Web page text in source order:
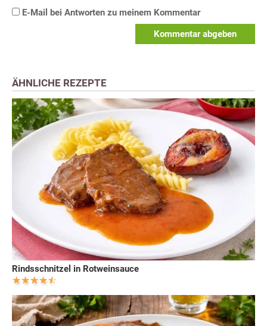
E-Mail bei Antworten zu meinem Kommentar
Kommentar abgeben
ÄHNLICHE REZEPTE
Rindsschnitzel in Rotweinsauce